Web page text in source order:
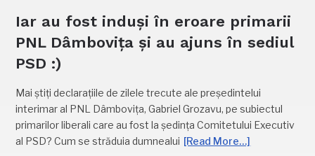
Iar au fost induși în eroare primarii
PNL Dâmbovița și au ajuns în sediul
PSD :)
Mai știți declarațiile de zilele trecute ale președintelui
interimar al PNL Dâmbovița, Gabriel Grozavu, pe subiectul
primarilor liberali care au fost la ședința Comitetului Executiv
al PSD? Cum se străduia dumnealui [Read More…]